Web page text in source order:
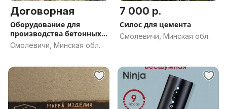
Договорная
Оборудование для
производства бетонных
изделий.
Смолевичи, Минская обл.
7 000 р.
Силос для цемента
Смолевичи, Минская обл.